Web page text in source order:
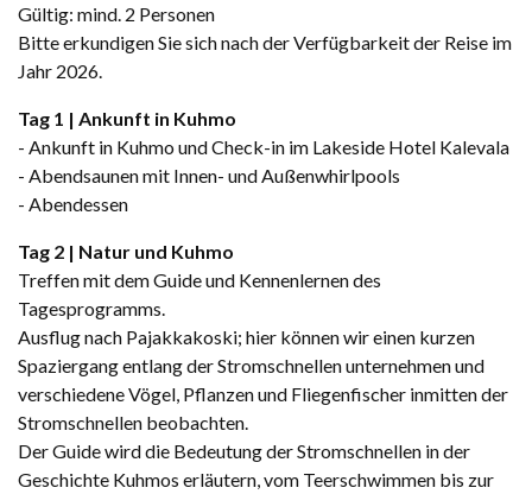
Gültig: mind. 2 Personen
Bitte erkundigen Sie sich nach der Verfügbarkeit der Reise im
Jahr 2026.
Tag 1 | Ankunft in Kuhmo
- Ankunft in Kuhmo und Check-in im Lakeside Hotel Kalevala
- Abendsaunen mit Innen- und Außenwhirlpools
- Abendessen
Tag 2 | Natur und Kuhmo
Treffen mit dem Guide und Kennenlernen des
Tagesprogramms.
Ausflug nach Pajakkakoski; hier können wir einen kurzen
Spaziergang entlang der Stromschnellen unternehmen und
verschiedene Vögel, Pflanzen und Fliegenfischer inmitten der
Stromschnellen beobachten.
Der Guide wird die Bedeutung der Stromschnellen in der
Geschichte Kuhmos erläutern, vom Teerschwimmen bis zur